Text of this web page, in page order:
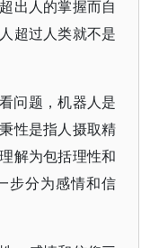
出人的掌握而自
超过人类就不是
问题，机器人是
性是指人摄取精
解为包括理性和
步分为感情和信